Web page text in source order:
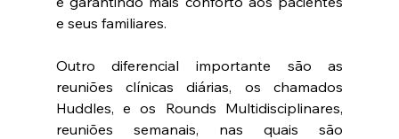
e seus familiares.
Outro diferencial importante são as
reuniões clínicas diárias, os chamados
Huddles, e os Rounds Multidisciplinares,
reuniões semanais, nas quais são